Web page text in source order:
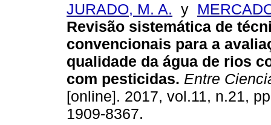
JURADO, M. A. y
Revisão sistemática de
convencionais para a
qualidade da água de rios
com pesticidas. Entre
[online]. 2017, vol.11, n.21,
1909-8367.